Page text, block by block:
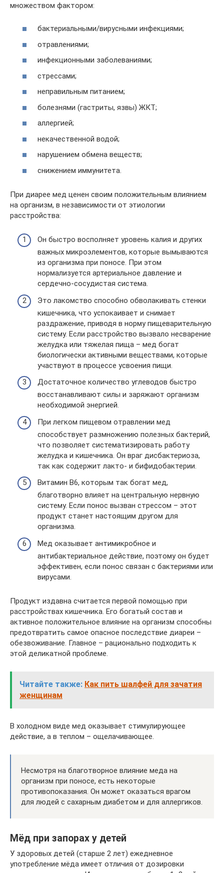
множеством фактором:
бактериальными/вирусными инфекциями;
отравлениями;
инфекционными заболеваниями;
стрессами;
неправильным питанием;
болезнями (гастриты, язвы) ЖКТ;
аллергией;
некачественной водой;
нарушением обмена веществ;
снижением иммунитета.
При диарее мед ценен своим положительным влиянием
на организм, в независимости от этиологии
расстройства:
Он быстро восполняет уровень калия и других
важных микроэлементов, которые вымываются
из организма при поносе. При этом
нормализуется артериальное давление и
сердечно-сосудистая система.
Это лакомство способно обволакивать стенки
кишечника, что успокаивает и снимает
раздражение, приводя в норму пищеварительную
систему. Если расстройство вызвало несварение
желудка или тяжелая пища – мед богат
биологически активными веществами, которые
участвуют в процессе усвоения пищи.
Достаточное количество углеводов быстро
восстанавливают силы и заряжают организм
необходимой энергией.
При легком пищевом отравлении мед
способствует размножению полезных бактерий,
что позволяет систематизировать работу
желудка и кишечника. Он враг дисбактериоза,
так как содержит лакто- и бифидобактерии.
Витамин В6, которым так богат мед,
благотворно влияет на центральную нервную
систему. Если понос вызван стрессом – этот
продукт станет настоящим другом для
организма.
Мед оказывает антимикробное и
антибактериальное действие, поэтому он будет
эффективен, если понос связан с бактериями или
вирусами.
Продукт издавна считается первой помощью при
расстройствах кишечника. Его богатый состав и
активное положительное влияние на организм способны
предотвратить самое опасное последствие диареи –
обезвоживание. Главное – рационально подходить к
этой деликатной проблеме.
Читайте также: Как пить шалфей для зачатия
женщинам
В холодном виде мед оказывает стимулирующее
действие, а в теплом – ощелачивающее.
Несмотря на благотворное влияние меда на
организм при поносе, есть некоторые
противопоказания. Он может оказаться врагом
для людей с сахарным диабетом и для аллергиков.
Мёд при запорах у детей
У здоровых детей (старше 2 лет) ежедневное
употребление мёда имеет отличия от дозировки